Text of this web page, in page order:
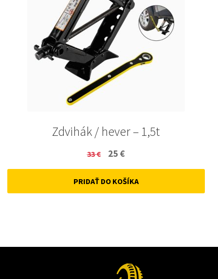
Zdvihák / hever – 1,5t
33€
Original
price
was:
25 €
price
is:
PRIDAŤ DO KOŠÍKA